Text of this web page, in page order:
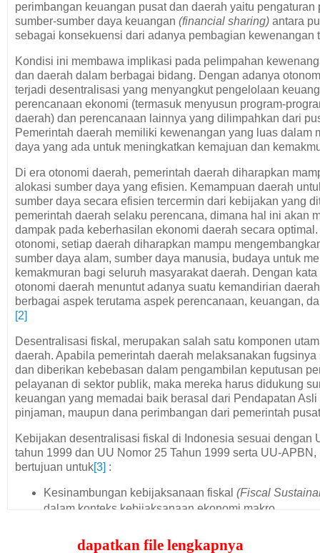
perimbangan keuangan pusat dan daerah yaitu pengaturan
sumber-sumber daya keuangan (financial sharing) antara
sebagai konsekuensi dari adanya pembagian kewenangan
Kondisi ini membawa implikasi pada pelimpahan
dan daerah dalam berbagai bidang. Dengan adanya
terjadi desentralisasi yang menyangkut pengelolaan
perencanaan ekonomi (termasuk menyusun program-
daerah) dan perencanaan lainnya yang dilimpahkan dari
Pemerintah daerah memiliki kewenangan yang luas dalam
daya yang ada untuk meningkatkan kemajuan dan
Di era otonomi daerah, pemerintah daerah diharapkan
alokasi sumber daya yang efisien. Kemampuan daerah
sumber daya secara efisien tercermin dari kebijakan yang
pemerintah daerah selaku perencana, dimana hal ini akan
dampak pada keberhasilan ekonomi daerah secara
otonomi, setiap daerah diharapkan mampu
sumber daya alam, sumber daya manusia, budaya untuk
kemakmuran bagi seluruh masyarakat daerah. Dengan
otonomi daerah menuntut adanya suatu kemandirian
berbagai aspek terutama aspek perencanaan, keuangan,
[2]
Desentralisasi fiskal, merupakan salah satu komponen
daerah. Apabila pemerintah daerah melaksanakan fugsinya
dan diberikan kebebasan dalam pengambilan keputusan
pelayanan di sektor publik, maka mereka harus didukung
keuangan yang memadai baik berasal dari Pendapatan
pinjaman, maupun dana perimbangan dari pemerintah
Kebijakan desentralisasi fiskal di Indonesia sesuai dengan
tahun 1999 dan UU Nomor 25 Tahun 1999 serta UU-
bertujuan untuk[3] :
Kesinambungan kebijaksanaan fiskal (Fiscal
dalam konteks kebijaksanaan ekonomi makro.
ketimpangan yang terjadi antara keuangan
dapatkan file lengkapnya